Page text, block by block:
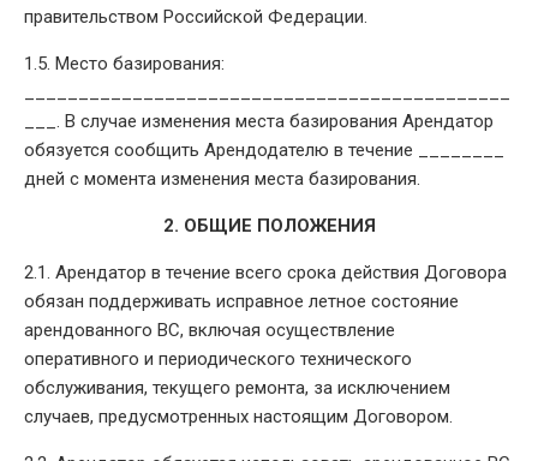
правительством Российской Федерации.
1.5. Место базирования:
___. В случае изменения места базирования Арендатор
обязуется сообщить Арендодателю в течение ________
дней с момента изменения места базирования.
2. ОБЩИЕ ПОЛОЖЕНИЯ
2.1. Арендатор в течение всего срока действия Договора
обязан поддерживать исправное летное состояние
арендованного ВС, включая осуществление
оперативного и периодического технического
обслуживания, текущего ремонта, за исключением
случаев, предусмотренных настоящим Договором.